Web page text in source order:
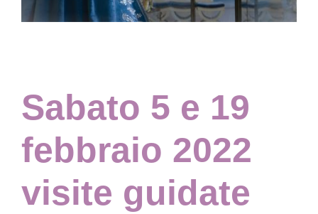
Collezione
Accessibilità
Dona
Sabato 5 e 19
febbraio 2022
visite guidate